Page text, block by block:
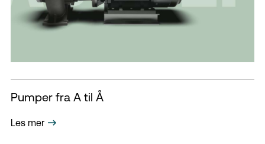
Pumper fra A til Å
Les mer